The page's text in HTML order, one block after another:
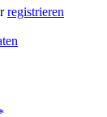
registrieren